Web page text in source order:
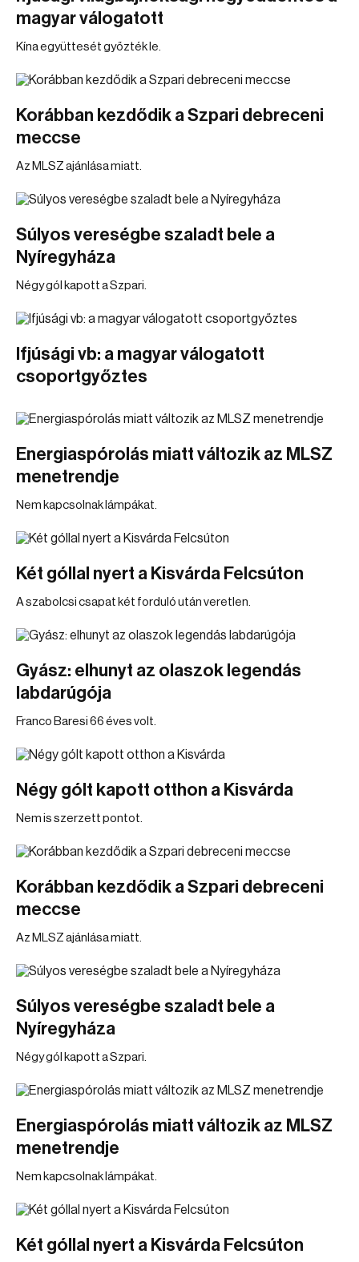
magyar válogatott
Kína együttesét győzték le.
Korábban kezdődik a Szpari debreceni
meccse
Az MLSZ ajánlása miatt.
Súlyos vereségbe szaladt bele a
Nyíregyháza
Négy gól kapott a Szpari.
Ifjúsági vb: a magyar válogatott
csoportgyőztes
Energiaspórolás miatt változik az MLSZ
menetrendje
Nem kapcsolnak lámpákat.
Két góllal nyert a Kisvárda Felcsúton
A szabolcsi csapat két forduló után veretlen.
Gyász: elhunyt az olaszok legendás
labdarúgója
Franco Baresi 66 éves volt.
Négy gólt kapott otthon a Kisvárda
Nem is szerzett pontot.
Korábban kezdődik a Szpari debreceni
meccse
Az MLSZ ajánlása miatt.
Súlyos vereségbe szaladt bele a
Nyíregyháza
Négy gól kapott a Szpari.
Energiaspórolás miatt változik az MLSZ
menetrendje
Nem kapcsolnak lámpákat.
Két góllal nyert a Kisvárda Felcsúton